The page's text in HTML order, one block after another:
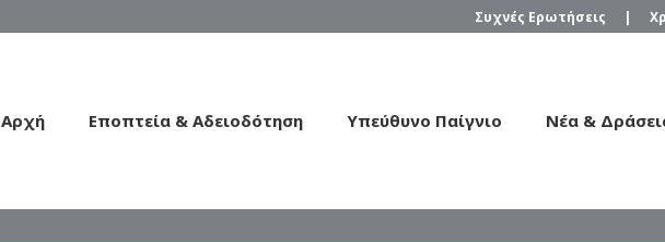
Συχνές Ερωτήσεις |
Εποπτεία & Αδειοδότηση Υπεύθυνο Παίγνιο Νέα &